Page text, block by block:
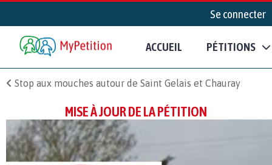
Se connecter
ACCUEIL PÉTITIONS
Stop aux mouches autour de Saint Gelais et Chauray
MISE À JOUR DE LA PÉTITION